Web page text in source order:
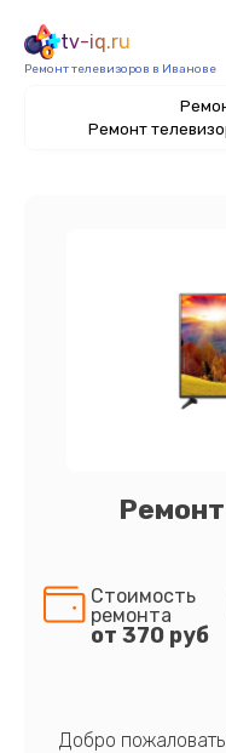
tv-iq.ru
Ремонт телевизоров в Иванове
Ремонт
Стоимость
ремонта
от 370 руб
Добро